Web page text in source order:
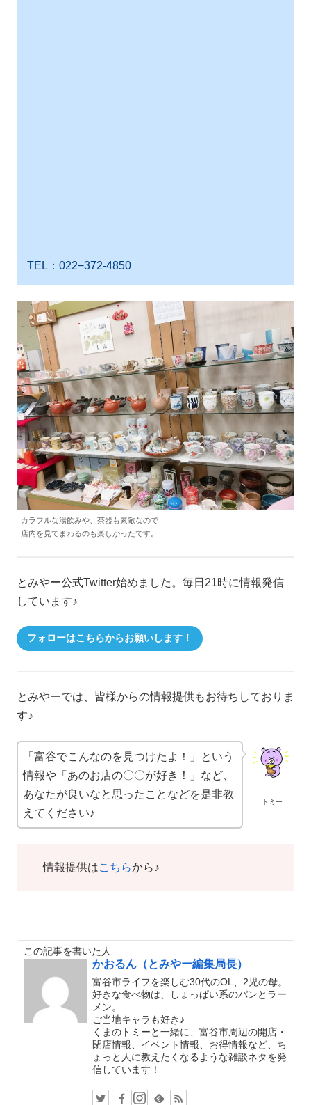
TEL：022−372-4850
カラフルな湯飲みや、茶器も素敵なので
店内を見てまわるのも楽しかったです。
とみやー公式Twitter始めました。毎日21時に情報発信
しています♪
フォローはこちらからお願いします！
とみやーでは、皆様からの情報提供もお待ちしておりま
す♪
トミー
「富谷でこんなのを見つけたよ！」という
情報や「あのお店の〇〇が好き！」など、
あなたが良いなと思ったことなどを是非教
えてください♪
情報提供はこちらから♪
この記事を書いた人
かおるん（とみやー編集局長）
富谷市ライフを楽しむ30代のOL、2児の母。
好きな食べ物は、しょっぱい系のパンとラー
メン。
ご当地キャラも好き♪
くまのトミーと一緒に、富谷市周辺の開店・
閉店情報、イベント情報、お得情報など、ち
ょっと人に教えたくなるような雑談ネタを発
信しています！